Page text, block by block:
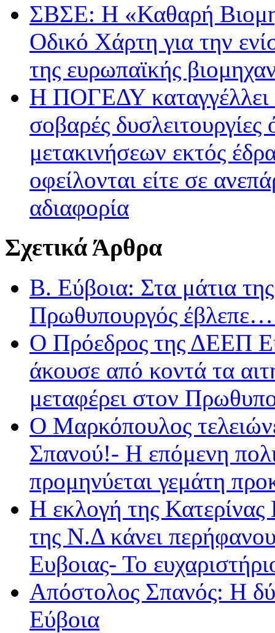
ΣΒΣΕ: Η «Καθαρή
Οδικό Χάρτη για την
της ευρωπαϊκής
Η ΠΟΓΕΔΥ καταγγέλλει
σοβαρές
μετακινήσεων εκτός
οφείλονται είτε σε
αδιαφορία
Σχετικά Άρθρα
Β. Εύβοια: Στα μάτια
Πρωθυπουργός
Ο Πρόεδρος της ΔΕΕΠ
άκουσε από κοντά τα
μεταφέρει στον
Ο Μαρκόπουλος
Σπανού!- Η επόμενη
προμηνύεται γεμάτη
Η εκλογή της
της Ν.Δ κάνει
Ευβοιας- Το
Απόστολος Σπανός: Η
Εύβοια